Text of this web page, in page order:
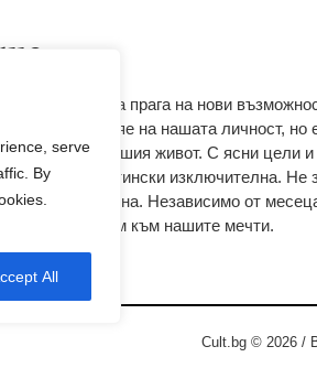
serve
By
All
години, сме на прага на нови
родени, влияе на нашата личност,
определят нашия живот. С ясни цели
си година истински изключителна. Не
стъпка е ценна. Независимо от
и да се стремим към нашите мечти.
Cult.bg © 2026 /